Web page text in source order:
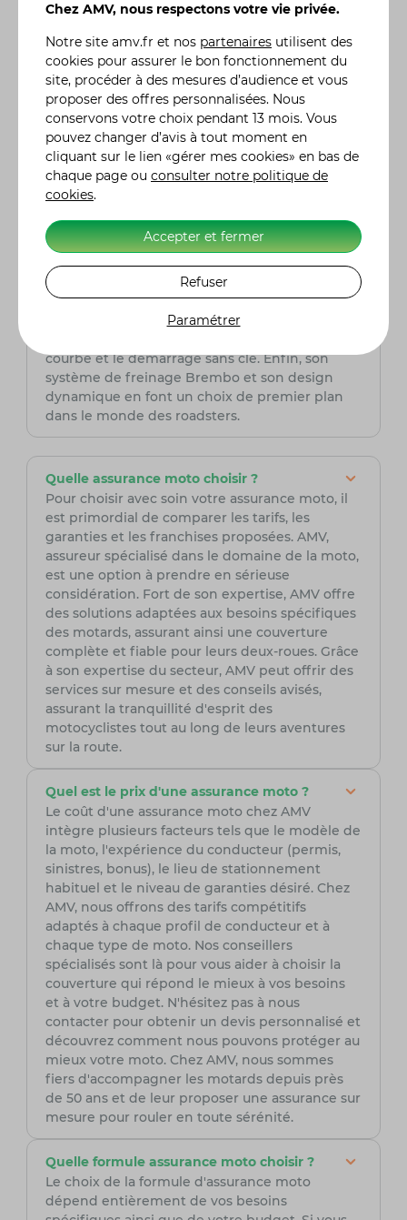
certaines de ses concurrentes, elle compense
une électronique de pointe et un design
agressif.
Quelles sont les principales caractéristiques
techniques de la BMW F 900 R qui la
rendent unique dans sa catégorie ?
La BMW F 900 R se distingue par plusieurs
caractéristiques techniques remarquables. Tout
d'abord, son moteur bicylindre en ligne de 895
cm3 délivre une puissance de 105 chevaux,
tandis que son châssis en acier lui confère une
agilité et une précision de conduite
exceptionnelles. De plus, elle est dotée d'une
technologie avancée avec un écran TFT couleur
de 6,5 pouces, jusqu'à 4 modes de conduite et
courbe et le démarrage sans clé. Enfin, son
système de freinage Brembo et son design
dynamique en font un choix de premier plan
dans le monde des roadsters.
Quelle assurance moto choisir ?
Pour choisir avec soin votre assurance moto, il
est primordial de comparer les tarifs, les
garanties et les franchises proposées. AMV,
assureur spécialisé dans le domaine de la moto,
est une option à prendre en sérieuse
considération. Fort de son expertise, AMV offre
des solutions adaptées aux besoins spécifiques
des motards, assurant ainsi une couverture
complète et fiable pour leurs deux-roues. Grâce
à son expertise du secteur, AMV peut offrir des
services sur mesure et des conseils avisés,
assurant la tranquillité d'esprit des
motocyclistes tout au long de leurs aventures
sur la route.
Quel est le prix d'une assurance moto ?
Le coût d'une assurance moto chez AMV
intègre plusieurs facteurs tels que le modèle de
la moto, l'expérience du conducteur (permis,
sinistres, bonus), le lieu de stationnement
habituel et le niveau de garanties désiré. Chez
AMV, nous offrons des tarifs compétitifs
adaptés à chaque profil de conducteur et à
chaque type de moto. Nos conseillers
spécialisés sont là pour vous aider à choisir la
couverture qui répond le mieux à vos besoins
et à votre budget. N'hésitez pas à nous
contacter pour obtenir un devis personnalisé et
découvrez comment nous pouvons protéger au
mieux votre moto. Chez AMV, nous sommes
fiers d'accompagner les motards depuis près
de 50 ans et de leur proposer une assurance sur
mesure pour rouler en toute sérénité.
Quelle formule assurance moto choisir ?
Le choix de la formule d'assurance moto
dépend entièrement de vos besoins
Chez AMV, nous respectons votre vie privée.
Notre site amv.fr et nos partenaires utilisent des
cookies pour assurer le bon fonctionnement du
site, procéder à des mesures d’audience et vous
proposer des offres personnalisées. Nous
conservons votre choix pendant 13 mois. Vous
pouvez changer d’avis à tout moment en
cliquant sur le lien «gérer mes cookies» en bas de
chaque page ou consulter notre politique de
cookies.
Accepter et fermer
Refuser
Paramétrer